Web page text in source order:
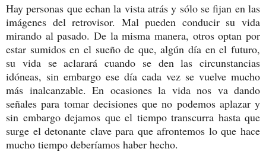
Hay personas que echan la vista atrás y sólo se fijan en las
imágenes del retrovisor. Mal pueden conducir su vida
mirando al pasado. De la misma manera, otros optan por
estar sumidos en el sueño de que, algún día en el futuro,
su vida se aclarará cuando se den las circunstancias
idóneas, sin embargo ese día cada vez se vuelve mucho
más inalcanzable. En ocasiones la vida nos va dando
señales para tomar decisiones que no podemos aplazar y
sin embargo dejamos que el tiempo transcurra hasta que
surge el detonante clave para que afrontemos lo que hace
mucho tiempo deberíamos haber hecho.